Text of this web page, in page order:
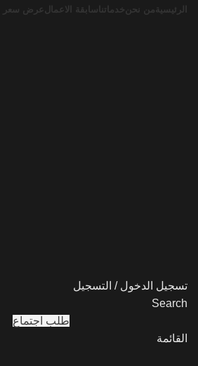
الرئيسية من نحنخدماتنا سابقة الاعمالعرض سعر
تسجيل الدخول / التسجيل
Search
طلب اجتماع
القائمة